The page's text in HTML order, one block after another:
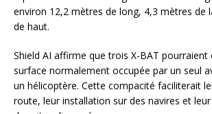
environ 12,2 mètres de long, 4,3 mètres de
de haut.
Shield AI affirme que trois X-BAT pourraient
surface normalement occupée par un seul
un hélicoptère. Cette compacité faciliterait
route, leur installation sur des navires et